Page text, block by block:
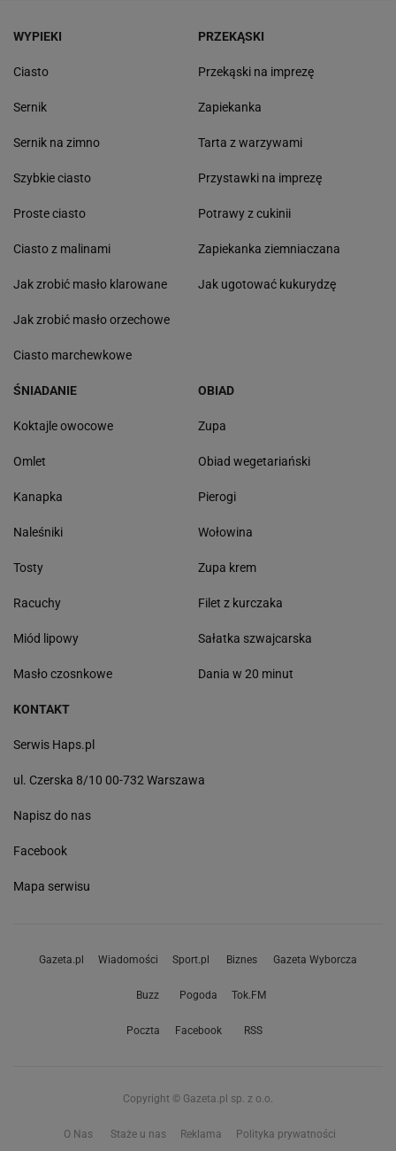
WYPIEKI
Ciasto
Sernik
Sernik na zimno
Szybkie ciasto
Proste ciasto
Ciasto z malinami
Jak zrobić masło klarowane
Jak zrobić masło orzechowe
Ciasto marchewkowe
PRZEKĄSKI
Przekąski na imprezę
Zapiekanka
Tarta z warzywami
Przystawki na imprezę
Potrawy z cukinii
Zapiekanka ziemniaczana
Jak ugotować kukurydzę
ŚNIADANIE
Koktajle owocowe
Omlet
Kanapka
Naleśniki
Tosty
Racuchy
Miód lipowy
Masło czosnkowe
OBIAD
Zupa
Obiad wegetariański
Pierogi
Wołowina
Zupa krem
Filet z kurczaka
Sałatka szwajcarska
Dania w 20 minut
KONTAKT
Serwis Haps.pl
ul. Czerska 8/10 00-732 Warszawa
Napisz do nas
Facebook
Mapa serwisu
Gazeta.pl Wiadomości Sport.pl Biznes Gazeta Wyborcza
Buzz Pogoda Tok.FM
Poczta Facebook RSS
Copyright © Gazeta.pl sp. z o.o.
O Nas Staże u nas Reklama Polityka prywatności